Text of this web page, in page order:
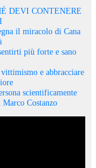
DEVI CONTENERE
il miracolo di Cana
più forte e sano
e abbracciare
scientificamente
Costanzo